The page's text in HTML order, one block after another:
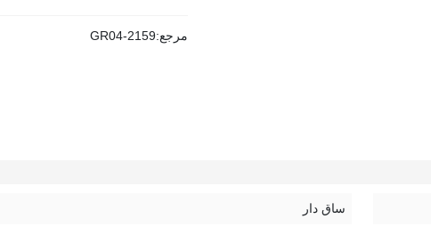
مرجع:GR04-2159
ساق دار